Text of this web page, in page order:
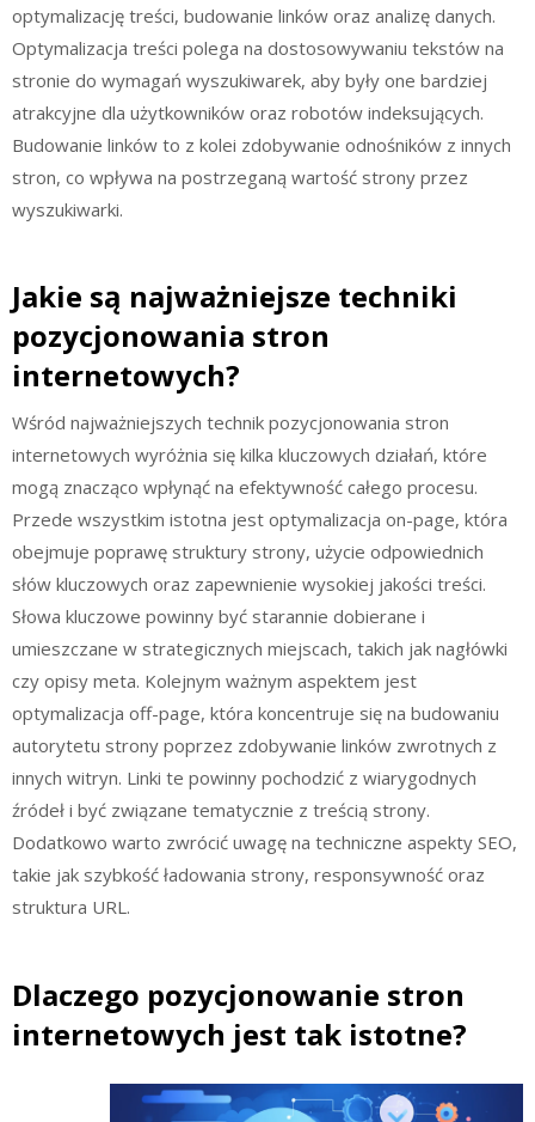
optymalizację treści, budowanie linków oraz analizę danych.
Optymalizacja treści polega na dostosowywaniu tekstów na
stronie do wymagań wyszukiwarek, aby były one bardziej
atrakcyjne dla użytkowników oraz robotów indeksujących.
Budowanie linków to z kolei zdobywanie odnośników z innych
stron, co wpływa na postrzeganą wartość strony przez
wyszukiwarki.
Jakie są najważniejsze techniki
pozycjonowania stron
internetowych?
Wśród najważniejszych technik pozycjonowania stron
internetowych wyróżnia się kilka kluczowych działań, które
mogą znacząco wpłynąć na efektywność całego procesu.
Przede wszystkim istotna jest optymalizacja on-page, która
obejmuje poprawę struktury strony, użycie odpowiednich
słów kluczowych oraz zapewnienie wysokiej jakości treści.
Słowa kluczowe powinny być starannie dobierane i
umieszczane w strategicznych miejscach, takich jak nagłówki
czy opisy meta. Kolejnym ważnym aspektem jest
optymalizacja off-page, która koncentruje się na budowaniu
autorytetu strony poprzez zdobywanie linków zwrotnych z
innych witryn. Linki te powinny pochodzić z wiarygodnych
źródeł i być związane tematycznie z treścią strony.
Dodatkowo warto zwrócić uwagę na techniczne aspekty SEO,
takie jak szybkość ładowania strony, responsywność oraz
struktura URL.
Dlaczego pozycjonowanie stron
internetowych jest tak istotne?